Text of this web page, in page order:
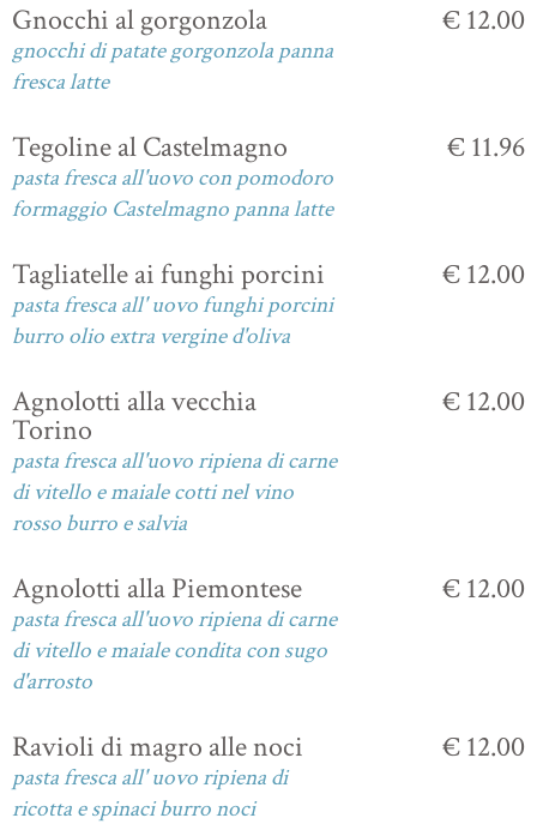
Gnocchi al gorgonzola
gnocchi di patate gorgonzola panna
fresca latte
€ 12.00
Tegoline al Castelmagno
pasta fresca all'uovo con pomodoro
formaggio Castelmagno panna latte
€ 11.96
Tagliatelle ai funghi porcini
pasta fresca all' uovo funghi porcini
burro olio extra vergine d'oliva
€ 12.00
Agnolotti alla vecchia
Torino
pasta fresca all'uovo ripiena di carne
di vitello e maiale cotti nel vino
rosso burro e salvia
€ 12.00
Agnolotti alla Piemontese
pasta fresca all'uovo ripiena di carne
di vitello e maiale condita con sugo
d'arrosto
€ 12.00
Ravioli di magro alle noci
pasta fresca all' uovo ripiena di
ricotta e spinaci burro noci
€ 12.00